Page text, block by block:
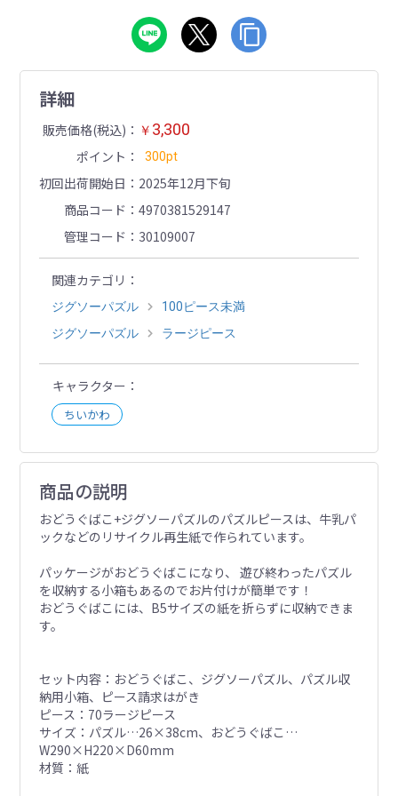
詳細
販売価格(税込) ￥ 3,300
ポイント 300pt
初回出荷開始日
2025年12月下旬
商品コード
4970381529147
管理コード
30109007
関連カテゴリ
ジグソーパズル
100ピース未満
ジグソーパズル
ラージピース
キャラクター
ちいかわ
商品の説明
おどうぐばこ+ジグソーパズルのパズルピースは、牛乳パ
ックなどのリサイクル再生紙で作られています。
パッケージがおどうぐばこになり、 遊び終わったパズル
を収納する小箱もあるのでお片付けが簡単です！
おどうぐばこには、B5サイズの紙を折らずに収納できま
す。
セット内容：おどうぐばこ、ジグソーパズル、パズル収
納用小箱、ピース請求はがき
ピース：70ラージピース
サイズ：パズル…26×38cm、おどうぐばこ…
W290×H220×D60mm
材質：紙